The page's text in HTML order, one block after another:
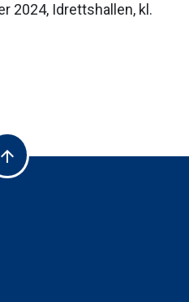
2024, Idrettshallen, kl.
arrow_upward